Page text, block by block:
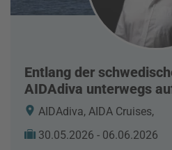
Entlang der
AIDAdiva unterwegs
AIDAdiva, AIDA Cruises,
30.05.2026 - 06.06.2026